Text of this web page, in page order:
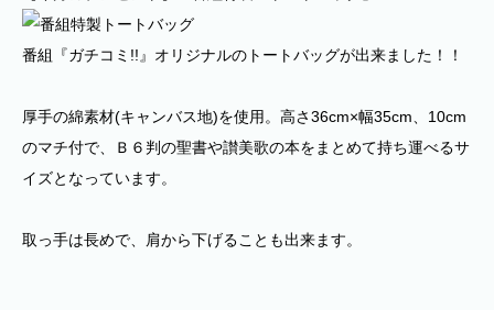
番組『ガチコミ!!』オリジナルのトートバッグが出来ました！！
厚手の綿素材(キャンバス地)を使用。高さ36cm×幅35cm、10cm
のマチ付で、Ｂ６判の聖書や讃美歌の本をまとめて持ち運べるサ
イズとなっています。
取っ手は長めで、肩から下げることも出来ます。